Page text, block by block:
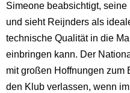
Simeone beabsichtigt,
und sieht Reijnders als
technische Qualität in die
einbringen kann. Der
mit großen Hoffnungen zum
den Klub verlassen, wenn